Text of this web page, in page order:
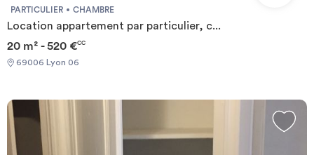
PARTICULIER CHAMBRE
Location appartement par particulier, c...
20 m² - 520 €CC
69006 Lyon 06